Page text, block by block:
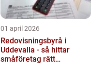
01 april 2026
Redovisningsbyrå i
Uddevalla - så hittar
småföretag rätt